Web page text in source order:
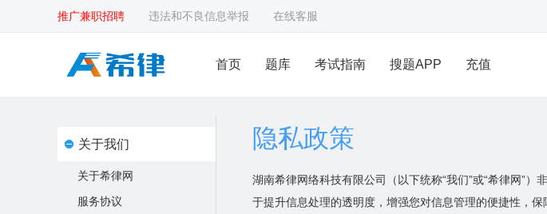
推广兼职招聘 违法和不良信息举报 在线客服
首页 题库 考试指南 搜题APP 充值
关于我们
关于希律网
服务协议
隐私政策
湖南希律网络科技有限公司（以下统称“我们”或“希律网”
于提升信息处理的透明度，增强您对信息管理的便捷性，